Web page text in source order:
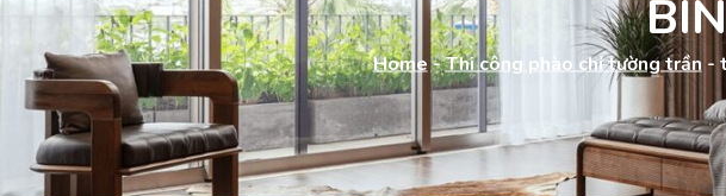
Home-Thi công phào chỉ tường trần-